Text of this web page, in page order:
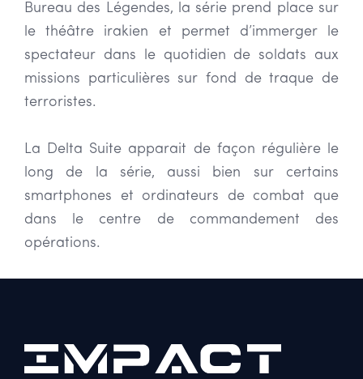
Bureau des Légendes, la série prend place sur
le théâtre irakien et permet d’immerger le
spectateur dans le quotidien de soldats aux
missions particulières sur fond de traque de
terroristes.
La Delta Suite apparait de façon régulière le
long de la série, aussi bien sur certains
smartphones et ordinateurs de combat que
dans le centre de commandement des
opérations.